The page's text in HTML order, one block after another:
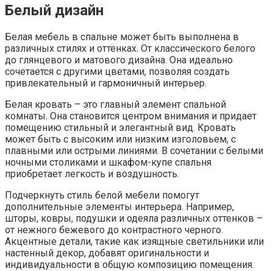
Белый дизайн
Белая мебель в спальне может быть выполнена в
различных стилях и оттенках. От классического белого
до глянцевого и матового дизайна. Она идеально
сочетается с другими цветами, позволяя создать
привлекательный и гармоничный интерьер.
Белая кровать – это главный элемент спальной
комнаты. Она становится центром внимания и придает
помещению стильный и элегантный вид. Кровать
может быть с высоким или низким изголовьем, с
плавными или острыми линиями. В сочетании с белыми
ночными столиками и шкафом-купе спальня
приобретает легкость и воздушность.
Подчеркнуть стиль белой мебели помогут
дополнительные элементы интерьера. Например,
шторы, ковры, подушки и одеяла различных оттенков –
от нежного бежевого до контрастного черного.
Акцентные детали, такие как изящные светильники или
настенный декор, добавят оригинальности и
индивидуальности в общую композицию помещения.